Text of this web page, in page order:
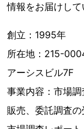
情報をお届けして
創立：1995年
所在地：215-
アーシスビル7F
事業内容：市場
販売、委託調査の